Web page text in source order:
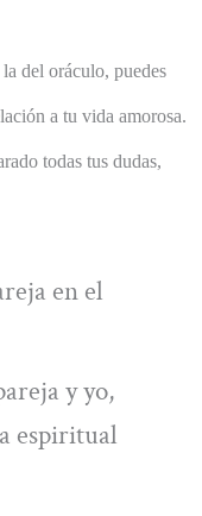
del oráculo, puedes
a tu vida amorosa.
todas tus dudas,
en el
y yo,
espiritual